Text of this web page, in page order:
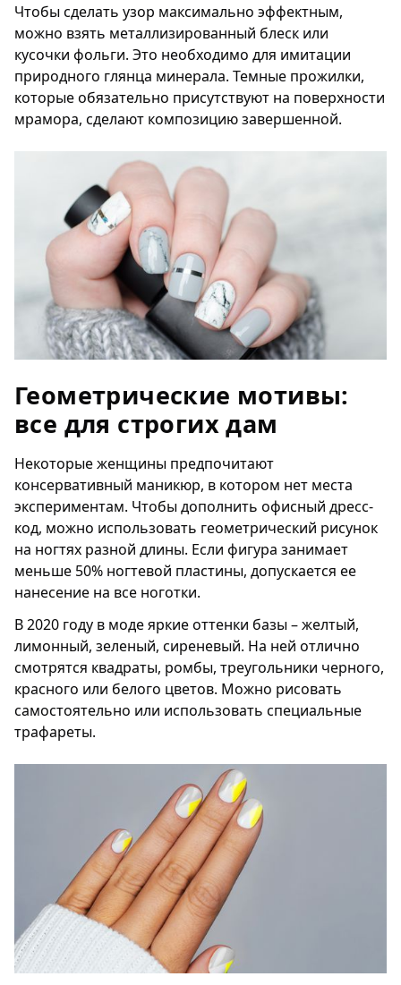
Чтобы сделать узор максимально эффектным,
можно взять металлизированный блеск или
кусочки фольги. Это необходимо для имитации
природного глянца минерала. Темные прожилки,
которые обязательно присутствуют на поверхности
мрамора, сделают композицию завершенной.
Геометрические мотивы:
все для строгих дам
Некоторые женщины предпочитают
консервативный маникюр, в котором нет места
экспериментам. Чтобы дополнить офисный дресс-
код, можно использовать геометрический рисунок
на ногтях разной длины. Если фигура занимает
меньше 50% ногтевой пластины, допускается ее
нанесение на все ноготки.
В 2020 году в моде яркие оттенки базы – желтый,
лимонный, зеленый, сиреневый. На ней отлично
смотрятся квадраты, ромбы, треугольники черного,
красного или белого цветов. Можно рисовать
самостоятельно или использовать специальные
трафареты.